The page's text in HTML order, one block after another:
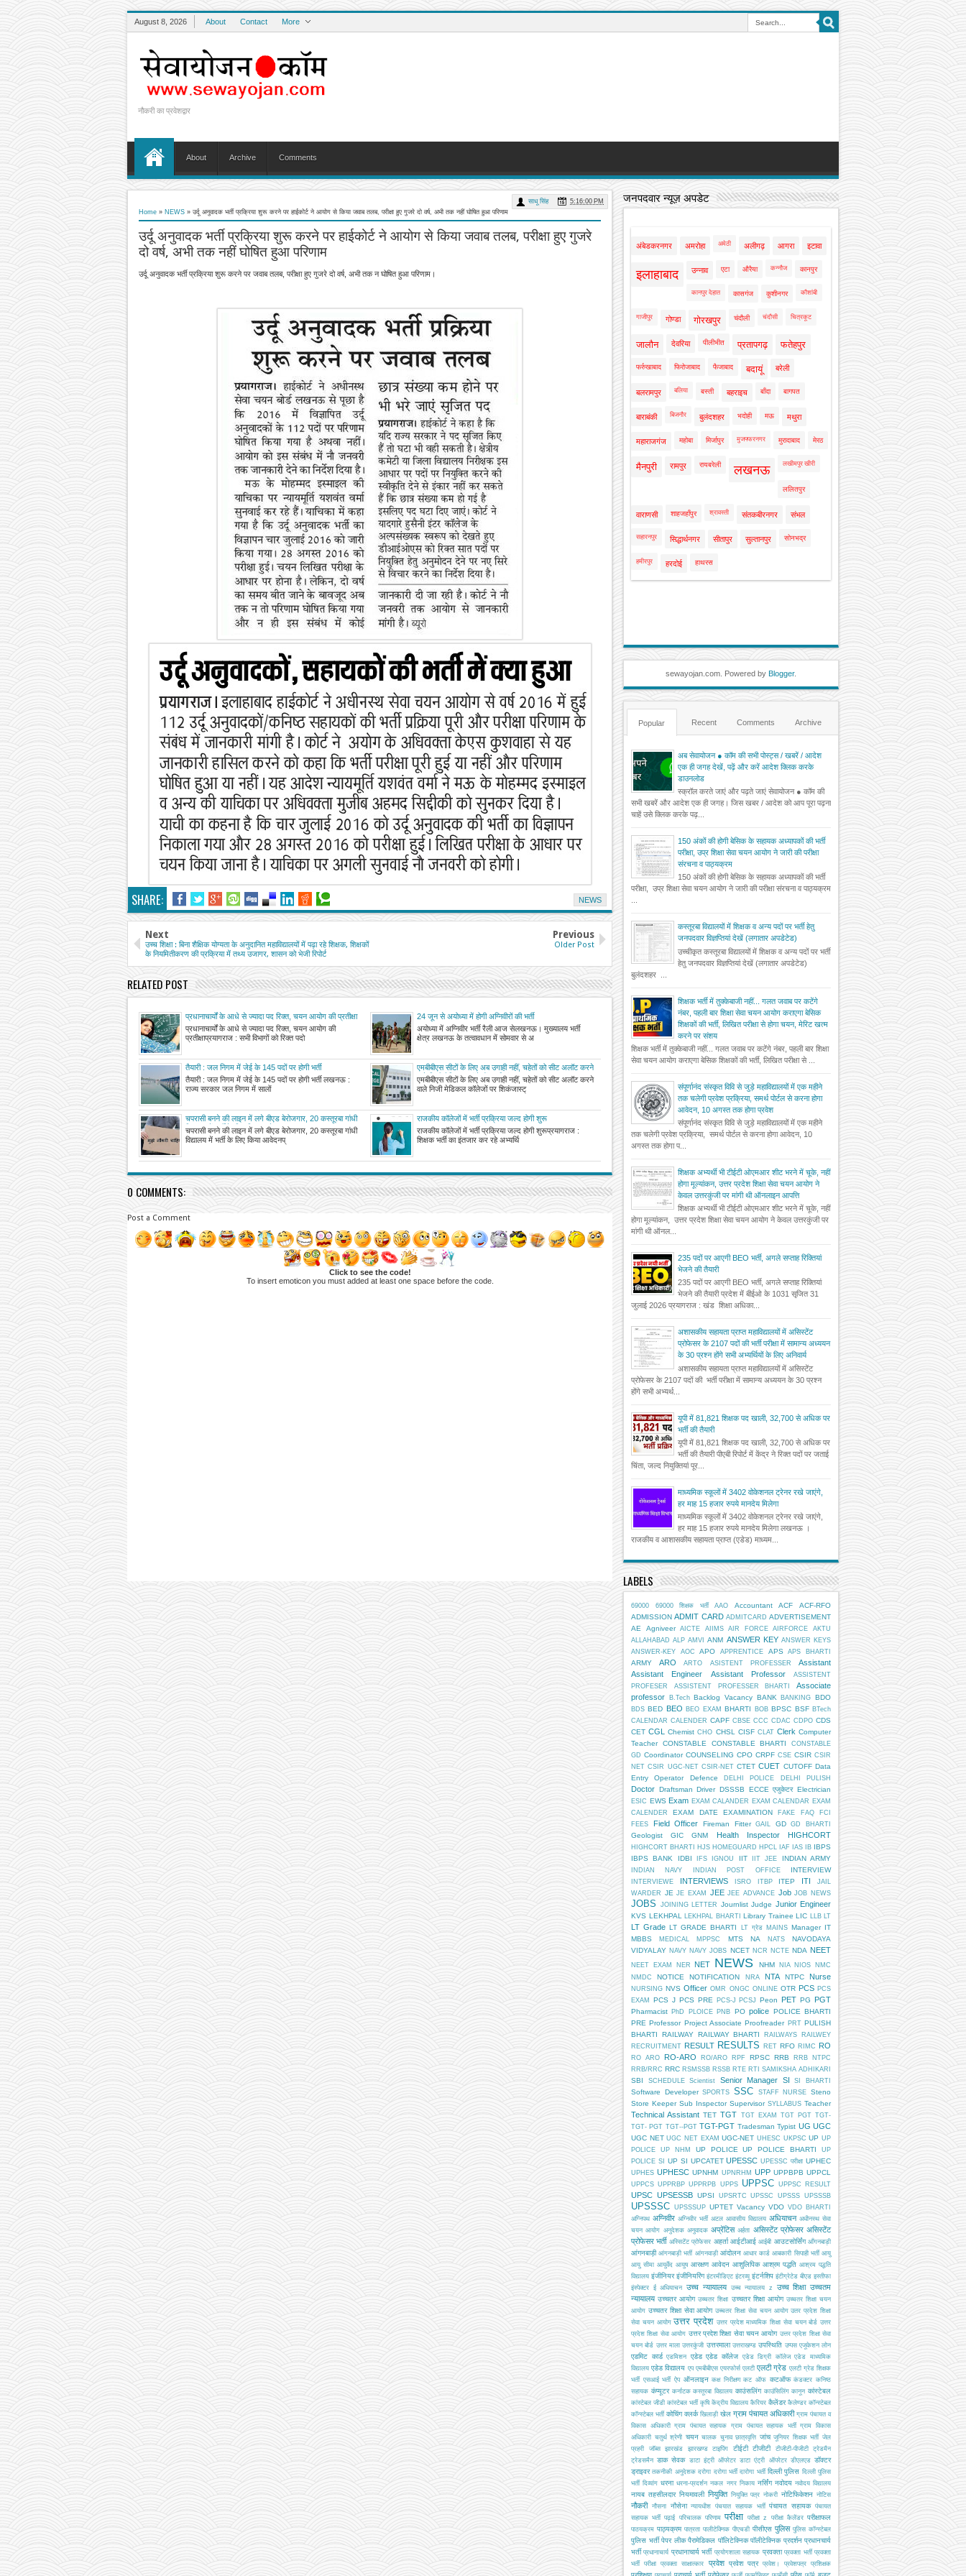
August 8, 2026 About Contact More
नौकरी का प्रवेशद्वार
About Archive Comments
Home » NEWS » उर्दू अनुवादक भर्ती प्रक्रिया शुरू करने पर हाईकोर्ट ने आयोग से किया जवाब तलब, परीक्षा हुए गुजरे दो वर्ष, अभी तक नहीं घोषित हुआ परिणाम
उर्दू अनुवादक भर्ती प्रक्रिया शुरू करने पर हाईकोर्ट ने आयोग से किया जवाब तलब, परीक्षा हुए गुजरे
दो वर्ष, अभी तक नहीं घोषित हुआ परिणाम
साधू सिंह 5:16:00 PM
NEWS
उर्दू अनुवादक भर्ती प्रक्रिया शुरू करने पर जवाब तलब, परीक्षा हुए गुजरे दो वर्ष, अभी तक न घोषित हुआ परिणाम।
SHARE:
Next
उच्च शिक्षा : बिना शैक्षिक योग्यता के अनुदानित महाविद्यालयों में पढ़ा रहे शिक्षक, शिक्षकों
के नियमितीकरण की प्रक्रिया में तथ्य उजागर, शासन को भेजी रिपोर्ट
Previous
Older Post
RELATED POST
प्रधानाचार्यों के आधे से ज्यादा पद रिक्त, चयन आयोग की प्रतीक्षा
प्रधानाचार्यों के आधे से ज्यादा पद रिक्त, चयन आयोग की
प्रतीक्षाप्रयागराज : सभी विभागों को रिक्त पदो
24 जून से अयोध्या में होगी अग्निवीरों की भर्ती
अयोध्या में अग्निवीर भर्ती रैली आज सेलखनऊ। मुख्यालय भर्ती
क्षेत्र लखनऊ के तत्वावधान में सोमवार से अ
तैयारी : जल निगम में जेई के 145 पदों पर होगी भर्ती
तैयारी : जल निगम में जेई के 145 पदों पर होगी भर्ती लखनऊ :
राज्य सरकार जल निगम में सालों
एमबीबीएस सीटों के लिए अब उगाही नहीं, चहेतों को सीट अलॉट करने
वाले निजी मेडिकल कॉलेजों पर शिकंजा
एमबीबीएस सीटों के लिए अब उगाही नहीं, चहेतों को सीट अलॉट करने
वाले निजी मेडिकल कॉलेजों पर शिकंजास्ट्
चपरासी बनने की लाइन में लगे बीएड बेरोजगार, 20 कस्तूरबा गांधी
विद्यालय में भर्ती के लिए किया आवेदन
चपरासी बनने की लाइन में लगे बीएड बेरोजगार, 20 कस्तूरबा गांधी
विद्यालय में भर्ती के लिए किया आवेदनप्
राजकीय कॉलेजों में भर्ती प्रक्रिया जल्द होगी शुरू
राजकीय कॉलेजों में भर्ती प्रक्रिया जल्द होगी शुरूप्रयागराज :
शिक्षक भर्ती का इंतजार कर रहे अभ्यर्थि
0 COMMENTS:
Post a Comment
Click to see the code!
To insert emoticon you must added at least one space before the code.
जनपदवार न्यूज़ अपडेट
अंबेडकरनगर अमरोहा अमेठी अलीगढ़ आगरा इटावा
इलाहाबाद उन्नाव एटा औरैया कन्नौज कानपुर
कानपुर देहात कासगंज कुशीनगर कौशांबी
गाजीपुर गोण्डा गोरखपुर चंदौली चंदौसी चित्रकूट
जालौन देवरिया पीलीभीत प्रतापगढ़ फतेहपुर
फर्रुखाबाद फिरोजाबाद फैजाबाद बदायूं बरेली
बलरामपुर बलिया बस्ती बहराइच बाँदा बागपत
बाराबंकी बिजनौर बुलंदशहर भदोही मऊ मथुरा
महाराजगंज महोबा मिर्जापुर मुजफ्फरनगर मुरादाबाद मेरठ
मैनपुरी रामपुर रायबरेली लखनऊ लखीमपुर खीरी
ललितपुर
वाराणसी शाहजहाँपुर श्रावस्ती संतकबीरनगर संभल
सहारनपुर सिद्धार्थनगर सीतापुर सुल्तानपुर सोनभद्र
हमीरपुर हरदोई हाथरस
sewayojan.com. Powered by Blogger.
Popular Recent Comments Archive
अब सेवायोजन ● कॉम की सभी पोस्ट्स / खबरें / आदेश
एक ही जगह देखें, पढ़ें और करें आदेश क्लिक करके
डाउनलोड
स्क्रॉल करते जाएं और पढ़ते जाएं सेवायोजन ● कॉम की
सभी खबरें और आदेश एक ही जगह। जिस खबर / आदेश को आप पूरा पढ़ना
चाहें उसे क्लिक करके पढ़...
150 अंकों की होगी बेसिक के सहायक अध्यापकों की भर्ती
परीक्षा, उप्र शिक्षा सेवा चयन आयोग ने जारी की परीक्षा
संरचना व पाठ्यक्रम
150 अंकों की होगी बेसिक के सहायक अध्यापकों की भर्ती
परीक्षा, उप्र शिक्षा सेवा चयन आयोग ने जारी की परीक्षा संरचना व पाठ्यक्रम
कस्तूरबा विद्यालयों में शिक्षक व अन्य पदों पर भर्ती हेतु
जनपदवार विज्ञप्तियां देखें (लगातार अपडेटेड)
उच्चीकृत कस्तूरबा विद्यालयों में शिक्षक व अन्य पदों पर भर्ती
हेतु जनपदवार विज्ञप्तियां देखें (लगातार अपडेटेड)
बुलंदशहर ...
शिक्षक भर्ती में तुक्केबाजी नहीं... गलत जवाब पर कटेंगे
नंबर, पहली बार शिक्षा सेवा चयन आयोग कराएगा बेसिक
शिक्षकों की भर्ती, लिखित परीक्षा से होगा चयन, मेरिट खत्म
करने पर संशय
शिक्षक भर्ती में तुक्केबाजी नहीं... गलत जवाब पर कटेंगे नंबर, पहली बार शिक्षा
सेवा चयन आयोग कराएगा बेसिक शिक्षकों की भर्ती, लिखित परीक्षा से ...
संपूर्णानंद संस्कृत विवि से जुड़े महाविद्यालयों में एक महीने
तक चलेगी प्रवेश प्रक्रिया, समर्थ पोर्टल से करना होगा
आवेदन, 10 अगस्त तक होगा प्रवेश
संपूर्णानंद संस्कृत विवि से जुड़े महाविद्यालयों में एक महीने
तक चलेगी प्रवेश प्रक्रिया, समर्थ पोर्टल से करना होगा आवेदन, 10
अगस्त तक होगा प...
शिक्षक अभ्यर्थी भी टीईटी ओएमआर शीट भरने में चूके, नहीं
होगा मूल्यांकन, उत्तर प्रदेश शिक्षा सेवा चयन आयोग ने
केवल उत्तरकुंजी पर मांगी थी ऑनलाइन आपत्ति
शिक्षक अभ्यर्थी भी टीईटी ओएमआर शीट भरने में चूके, नहीं
होगा मूल्यांकन, उत्तर प्रदेश शिक्षा सेवा चयन आयोग ने केवल उत्तरकुंजी पर
मांगी थी ऑनल...
235 पदों पर आएगी BEO भर्ती, अगले सप्ताह रिक्तियां
भेजने की तैयारी
235 पदों पर आएगी BEO भर्ती, अगले सप्ताह रिक्तियां
भेजने की तैयारी प्रदेश में बीईओ के 1031 सृजित 31
जुलाई 2026 प्रयागराज : खंड शिक्षा अधिका...
अशासकीय सहायता प्राप्त महाविद्यालयों में असिस्टेंट
प्रोफेसर के 2107 पदों की भर्ती परीक्षा में सामान्य अध्ययन
के 30 प्रश्न होंगे सभी अभ्यर्थियों के लिए अनिवार्य
अशासकीय सहायता प्राप्त महाविद्यालयों में असिस्टेंट
प्रोफेसर के 2107 पदों की भर्ती परीक्षा में सामान्य अध्ययन के 30 प्रश्न
होंगे सभी अभ्यर्थ...
यूपी में 81,821 शिक्षक पद खाली, 32,700 से अधिक पर
भर्ती की तैयारी
यूपी में 81,821 शिक्षक पद खाली, 32,700 से अधिक पर
भर्ती की तैयारी पीएबी रिपोर्ट में केंद्र ने रिक्त पदों पर जताई
चिंता, जल्द नियुक्तियां पूर...
माध्यमिक स्कूलों में 3402 वोकेशनल ट्रेनर रखे जाएंगे,
हर माह 15 हजार रुपये मानदेय मिलेगा
माध्यमिक स्कूलों में 3402 वोकेशनल ट्रेनर रखे जाएंगे,
हर माह 15 हजार रुपये मानदेय मिलेगा लखनऊ ।
राजकीय व आशासकीय सहायता प्राप्त (एडेड) माध्यम...
LABELS
69000 69000 शिक्षक भर्ती AAO Accountant ACF
ACF-RFO
ADMISSION ADMIT CARD ADMITCARD ADVERTISEMENT
AE
Agniveer AICTE AIIMS AIR FORCE AIRFORCE
AKTU
ALLAHABAD ALP AMVI ANM ANSWER KEY ANSWER KEYS
ANSWER-KEY
AOC APO APPRENTICE APS APS BHARTI
ARMY ARO ARTO ASISTENT PROFESSER
Assistant
Assistant Engineer
Assistant Professor
ASSISTENT
PROFESER
ASSISTENT PROFESSER BHARTI
Associate
professor
B.Tech Backlog Vacancy BANK BANKING BDO
BDS BED BEO BEO EXAM BHARTI BOB BPSC BSF BTech
CALENDAR CALENDER CAPF CBSE CCC CDAC CDPO CDS
CET CGL Chemist CHO CHSL CISF CLAT Clerk Computer
Teacher
CONSTABLE CONSTABLE BHARTI
CONSTABLE
GD Coordinator COUNSELING CPO CRPF CSE CSIR CSIR
NET CSIR UGC-NET CSIR-NET CTET CUET CUTOFF Data
Entry Operator
Defence DELHI POLICE DELHI PULISH
Doctor Draftsman Driver DSSSB ECCE एजुकेटर Electrician
ESIC EWS Exam EXAM CALANDER EXAM CALENDAR EXAM
CALENDER
EXAM DATE EXAMINATION FAKE FAQ
FCI
FEES
Field Officer Fireman Fitter GAIL GD GD BHARTI
Geologist GIC GNM Health Inspector HIGHCORT
HIGHCORT BHARTI HJS HOMEGUARD HPCL IAF IAS IB IBPS
IBPS BANK
IDBI IFS IGNOU IIT IIT JEE INDIAN ARMY
INDIAN NAVY INDIAN POST OFFICE INTERVIEW
INTERVIEWE INTERVIEWS ISRO ITBP ITEP ITI
JAIL
WARDER JE JE EXAM JEE JEE ADVANCE Job JOB NEWS
JOBS JOINING LETTER Journlist Judge Junior Engineer
KVS LEKHPAL LEKHPAL BHARTI Library Trainee LIC LLB LT
LT Grade LT GRADE BHARTI LT ग्रेड MAINS Manager IT
MBBS
MEDICAL MPPSC MTS NA NATS
NAVODAYA
VIDYALAY NAVY NAVY JOBS NCET NCR NCTE NDA NEET
NEET EXAM NER NET NEWS NHM NIA NIOS
NMC
NMDC
NOTICE NOTIFICATION NRA NTA NTPC Nurse
NURSING NVS Officer OMR ONGC ONLINE OTR PCS PCS
EXAM
PCS J PCS PRE PCS-J PCSJ Peon PET PG PGT
Pharmacist PhD PLOICE PNB PO police POLICE BHARTI
PRE Professor Project Associate Proofreader PRT PULISH
BHARTI
RAILWAY RAILWAY BHARTI RAILWAYS
RAILWEY
RECRUITMENT RESULT RESULTS RET RFO RIMC RO
RO ARO RO-ARO RO/ARO RPF RPSC RRB
RRB NTPC
RRB/RRC RRC RSMSSB RSSB RTE RTI SAMIKSHA ADHIKARI
SBI SCHEDULE Scientist Senior Manager SI SI BHARTI
Software Developer SPORTS SSC STAFF NURSE
Steno
Store Keeper Sub Inspector Supervisor SYLLABUS Teacher
Technical Assistant TET TGT TGT EXAM TGT PGT TGT-
TGT- PGT TGT--PGT TGT-PGT Tradesman Typist UG UGC
UGC NET UGC NET EXAM UGC-NET UHESC UKPSC UP UP
POLICE
UP NHM UP POLICE UP POLICE BHARTI
UP
POLICE SI
UP SI UPCATET UPESSC UPESSC परीक्षा UPHEC
UPHES UPHESC UPNHM UPNRHM UPP UPPBPB UPPCL
UPPCS UPPRBP UPPRPB UPPS UPPSC UPPSC RESULT
UPSC UPSESSB UPSI UPSRTC UPSSC UPSSS UPSSSB
UPSSSC UPSSSUP UPTET Vacancy VDO VDO BHARTI
अग्निपथ अग्निवीर अग्निवीर भर्ती अटल आवासीय विद्यालय अधियाचन अधीनस्थ सेवा
चयन आयोग अनुदेशक अनुवादक अप्रेंटिस अर्हता असिस्टेंट प्रोफेसर असिस्टेंट
प्रोफेसर भर्ती अस्सिटेंट प्रोफेसर अहर्ता आईटीआई आईबी आउटसोर्सिंग आँगनबाड़ी
आंगनबाड़ी आंगनबाड़ी भर्ती आंगनवाड़ी आंदोलन आधार कार्ड आबकारी सिपाही भर्ती आयु
आयु सीमा आयुर्वेद आयुष आरक्षण आवेदन आशुलिपिक आश्रम पद्धति आश्रम पद्धति
विद्यालय इंजीनियर इंजीनियरिंग इंटरमीडिएट इंटरव्यू इंटर्नशिप इंटीग्रेटेड बीएड इस्तीफा
इंस्पेक्टर ई अधियाचन उच्च न्यायालय उच्च न्यायालय z उच्च शिक्षा उच्चतम
न्यायालय उच्चतर आयोग उच्चतर शिक्षा उच्चतर शिक्षा आयोग उच्चतर शिक्षा चयन
आयोग उच्चतर शिक्षा सेवा आयोग उच्चतर शिक्षा सेवा चयन आयोग उतर प्रदेश शिक्षा
सेवा चयन आयोग उत्तर प्रदेश उत्तर प्रदेश माध्यमिक शिक्षा सेवा चयन बोर्ड उत्तर
प्रदेश शिक्षा सेवा आयोग उत्तर प्रदेश शिक्षा सेवा चयन आयोग उत्तर प्रदेश शिक्षा सेवा
चयन बोर्ड उत्तर माला उत्तरकुंजी उत्तरमाला उत्तराखण्ड उपस्थिति उप्पस एजूकेशन लोन
एडमिट कार्ड एडमिशन एडेड एडेड कॉलेज एडेड डिग्री कॉलेज एडेड माध्यमिक
विद्यालय एडेड विद्यालय एप एमबीबीएस एयरफोर्स एलटी एलटी ग्रेड एलटी ग्रेड शिक्षक
भर्ती एसआई भर्ती ऐप ऑनलाइन कक्ष निरीक्षण कट ऑफ कटऑफ कंडक्टर कनिष्ठ
सहायक कंप्यूटर कर्नाटक कस्तूरबा विद्यालय काउंसलिंग काउंसिलिंग कानून कांस्टेबल
कांस्टेबल जीडी कांस्टेबल भर्ती कृषि केंद्रीय विद्यालय कैरियर कैलेंडर कैलेण्डर कॉन्स्टेबल
कॉन्स्टेबल भर्ती कोचिंग क्लर्क खिलाड़ी खेल ग्राम पंचायत अधिकारी ग्राम पंचायत व
विकास अधिकारी ग्राम पंचायत सहायक ग्राम पंचायत सहायक भर्ती ग्राम विकास
अधिकारी चतुर्थ श्रेणी चयन चालक चुनाव छात्रवृत्ति जांच जूनियर शिक्षक भर्ती जेल
प्रहरी
जॉब्स झारखंड झारखण्ड टाइपिंग टीईटी टीजीटी टीजीटी-पीजीटी
ट्रेडमैन
ट्रेडसमैन डाक सेवक डाटा इंट्री ऑपरेटर डाटा एंट्री ऑपरेटर डीएलएड डॉक्टर
ड्राइवर तकनीकी अनुदेशक दरोगा दरोगा भर्ती दारोगा भर्ती दिल्ली पुलिस दिल्ली पुलिस
भर्ती दिव्यांग धरना धरना-प्रदर्शन नकल नगर निकाय नर्सिंग नवोदय नवोदय विद्यालय
नायब तहसीलदार नियमावली नियुक्ति नियुक्ति पत्र नोकरी नोटिफिकेशन नोटिस
नौकरी नौसना नौसेना न्यायधीश पंचयात सहायक भर्ती पंचायत सहायक पंचायत
सहायक भर्ती पढ़ाई परिचालक परिणाम परीक्षा परीक्षा z परीक्षा कैलेंडर परीक्षाफल
पाठयक्रम पाठ्यक्रम पात्रता पालीटेक्निक पीएचडी पीसीएस पुलिस पुलिस कॉन्स्टेबल
पुलिस भर्ती पेपर लीक पैरामेडिकल पॉलिटेक्निक पॉलीटेक्निक प्रदर्शन प्रधानचार्य
भर्ती प्रधानाचार्य प्रधानाचार्य भर्ती प्रयोगशाला सहायक प्रवक्ता प्रवक्ता भर्ती प्रवक्ता
भर्ती परीक्षा
प्रवक्ता साक्षात्कार प्रवेश प्रवेश पत्र प्रवेश। प्रवेशपत्र प्रशिक्षक